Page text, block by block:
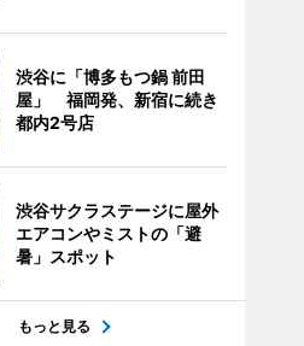
渋谷に「博多もつ鍋 前田
屋」 福岡発、新宿に続き
都内2号店
渋谷サクラステージに屋外
エアコンやミストの「避
暑」スポット
もっと見る